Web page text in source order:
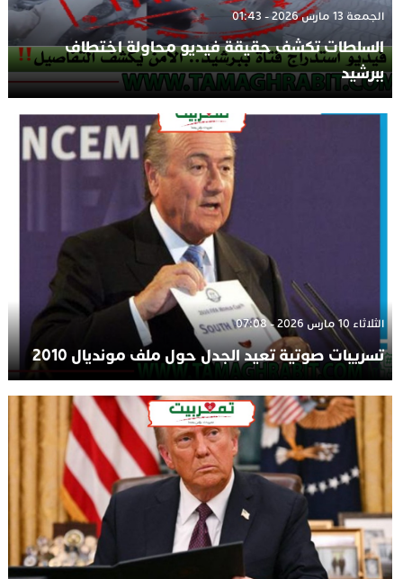
الجمعة 13 مارس 2026 - 01:43
السلطات تكشف حقيقة فيديو محاولة اختطاف
ببرشيد
الثلاثاء 10 مارس 2026 - 07:08
تسريبات صوتية تعيد الجدل حول ملف مونديال 2010